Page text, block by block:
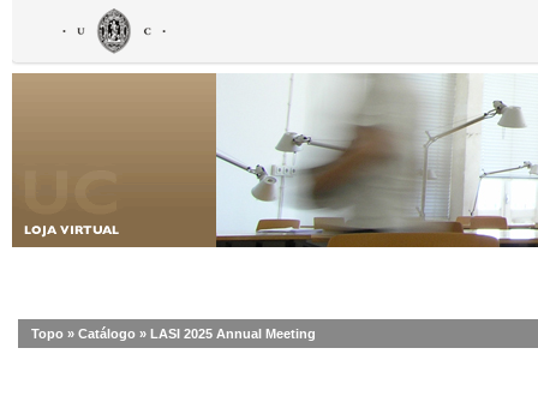
Topo » Catálogo » LASI 2025 Annual Meeting